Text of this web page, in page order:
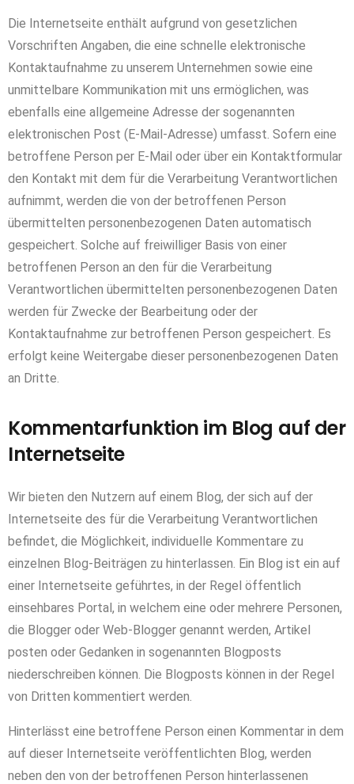
Die Internetseite enthält aufgrund von gesetzlichen
Vorschriften Angaben, die eine schnelle elektronische
Kontaktaufnahme zu unserem Unternehmen sowie eine
unmittelbare Kommunikation mit uns ermöglichen, was
ebenfalls eine allgemeine Adresse der sogenannten
elektronischen Post (E-Mail-Adresse) umfasst. Sofern eine
betroffene Person per E-Mail oder über ein Kontaktformular
den Kontakt mit dem für die Verarbeitung Verantwortlichen
aufnimmt, werden die von der betroffenen Person
übermittelten personenbezogenen Daten automatisch
gespeichert. Solche auf freiwilliger Basis von einer
betroffenen Person an den für die Verarbeitung
Verantwortlichen übermittelten personenbezogenen Daten
werden für Zwecke der Bearbeitung oder der
Kontaktaufnahme zur betroffenen Person gespeichert. Es
erfolgt keine Weitergabe dieser personenbezogenen Daten
an Dritte.
Kommentarfunktion im Blog auf der
Internetseite
Wir bieten den Nutzern auf einem Blog, der sich auf der
Internetseite des für die Verarbeitung Verantwortlichen
befindet, die Möglichkeit, individuelle Kommentare zu
einzelnen Blog-Beiträgen zu hinterlassen. Ein Blog ist ein auf
einer Internetseite geführtes, in der Regel öffentlich
einsehbares Portal, in welchem eine oder mehrere Personen,
die Blogger oder Web-Blogger genannt werden, Artikel
posten oder Gedanken in sogenannten Blogposts
niederschreiben können. Die Blogposts können in der Regel
von Dritten kommentiert werden.
Hinterlässt eine betroffene Person einen Kommentar in dem
auf dieser Internetseite veröffentlichten Blog, werden
neben den von der betroffenen Person hinterlassenen